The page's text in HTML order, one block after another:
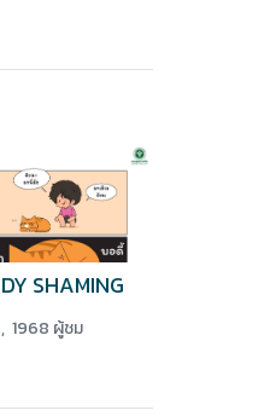
SHAMING
1968 ผู้ชม